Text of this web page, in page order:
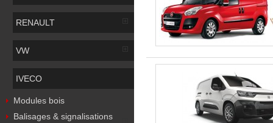
RENAULT
VW
IVECO
Modules bois
Balisages & signalisations